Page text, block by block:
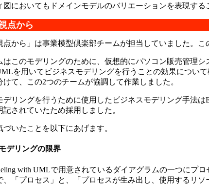
においてもドメインモデルのバリエーションを表現する
点から
点から」は事業模型倶楽部チームが担当していました。
はこのモデリングのために、仮想的にパソコン販売管理
を用いてビジネスモデリングを行うことの効果につい
て、この2つのチームが協調して作業しました。
リングを行うために使用したビジネスモデリング手法は
されていたため採用しました。
いたことを以下にあげます。
デリングの限界
with UMLで用意されているダイアグラムの一つに
、「プロセス」と、「プロセスが生み出し、使用するリ